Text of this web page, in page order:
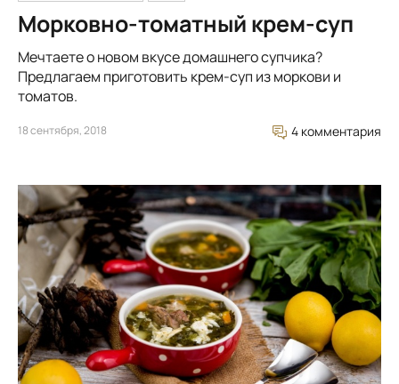
Морковно-томатный крем-суп
Мечтаете о новом вкусе домашнего супчика?
Предлагаем приготовить крем-суп из моркови и
томатов.
18 сентября, 2018 4 комментария